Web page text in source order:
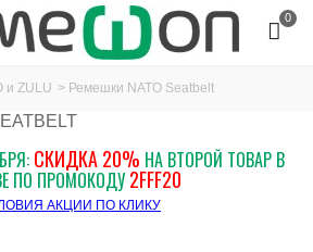
0
и ZULU > Ремешки NATO Seatbelt
СКИДКА 20% НА ВТОРОЙ ТОВАР В
ПО ПРОМОКОДУ 2FFF20
АКЦИИ ПО КЛИКУ